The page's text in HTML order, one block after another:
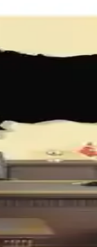
uygun kanvas
Tasarım
Özenle
Sabır ve
öğeler ve kişisel
süsleri ve